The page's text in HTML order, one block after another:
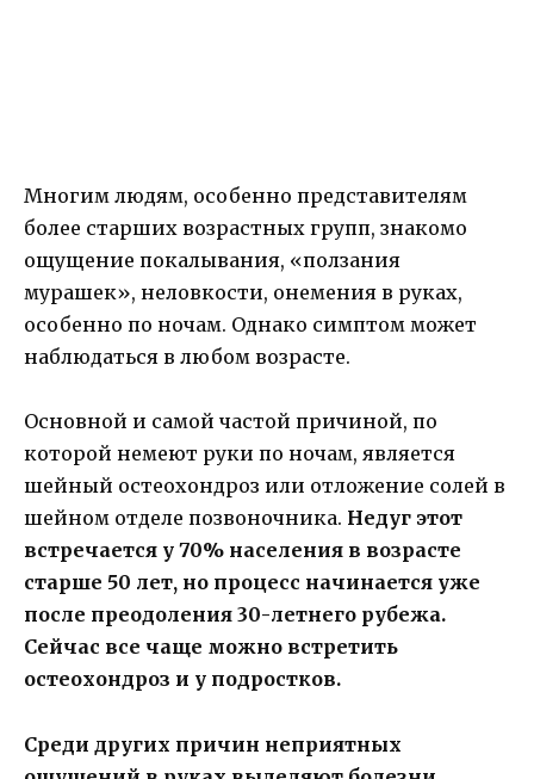
Многим людям, особенно представителям
более старших возрастных групп, знакомо
ощущение покалывания, «ползания
мурашек», неловкости, онемения в руках,
особенно по ночам. Однако симптом может
наблюдаться в любом возрасте.
Основной и самой частой причиной, по
которой немеют руки по ночам, является
шейный остеохондроз или отложение солей в
шейном отделе позвоночника. Недуг этот
встречается у 70% населения в возрасте
старше 50 лет, но процесс начинается уже
после преодоления 30-летнего рубежа.
Сейчас все чаще можно встретить
остеохондроз и у подростков.
Среди других причин неприятных